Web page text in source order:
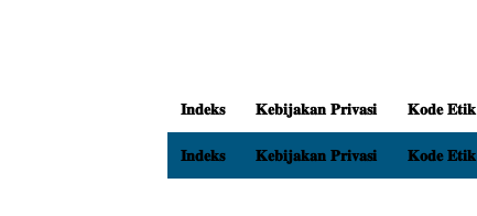
𝐈𝐧𝐝𝐞𝐤𝐬 𝐊𝐞𝐛𝐢𝐣𝐚𝐤𝐚𝐧 𝐏𝐫𝐢𝐯𝐚𝐬𝐢 𝐊𝐨𝐝𝐞 𝐄𝐭𝐢𝐤
𝐈𝐧𝐝𝐞𝐤𝐬 𝐊𝐞𝐛𝐢𝐣𝐚𝐤𝐚𝐧 𝐏𝐫𝐢𝐯𝐚𝐬𝐢 𝐊𝐨𝐝𝐞 𝐄𝐭𝐢𝐤